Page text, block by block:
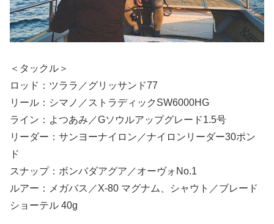
＜タックル＞
ロッド：ツララ／グリッサンド77
リール：シマノ／ストラディックSW6000HG
ライン：よつあみ／Gソウルアップグレード1.5号
リーダー：サンヨーナイロン／ナイロンリーダー30ポン
ド
スナップ：ボンバダアグア／オーヴォNo.1
ルアー：メガバス／X-80 マグナム、シャウト／ブレード
ショーテル 40g